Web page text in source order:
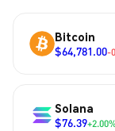
Bitcoin
$64,781.00-
Solana
$76.39